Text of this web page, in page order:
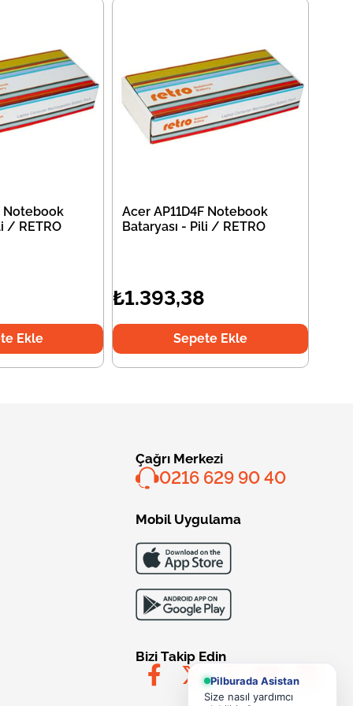
Notebook
/ RETRO
Ekle
Acer AP11D4F Notebook
Bataryası - Pili / RETRO
₺1.393,38
Sepete Ekle
Çağrı Merkezi
0216 629 90 40
Mobil Uygulama
Bizi Takip Edin
Pilburada Asistan
Size nasıl yardımcı